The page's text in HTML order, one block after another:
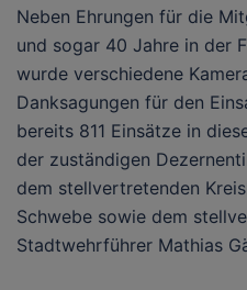
Neben Ehrungen für die
und sogar 40 Jahre in der
wurde verschiedene
Danksagungen für den
bereits 811 Einsätze in
der zuständigen
dem stellvertretenden
Schwebe sowie dem
Stadtwehrführer Mathias